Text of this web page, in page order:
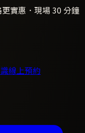
實惠．現場 30 分鐘
線上預約